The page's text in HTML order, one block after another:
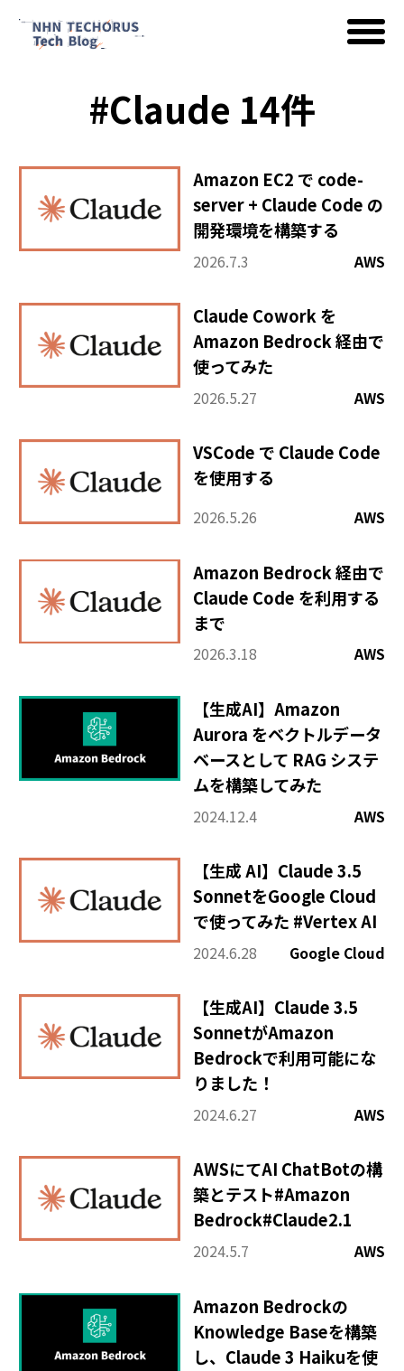
AWS
Google Cloud
イベント
コラム
#Claude 14件
Amazon EC2 で code-
server + Claude Code の
開発環境を構築する
2026.7.3 AWS
Claude Cowork を
Amazon Bedrock 経由で
使ってみた
2026.5.27 AWS
VSCode で Claude Code
を使用する
2026.5.26 AWS
Amazon Bedrock 経由で
Claude Code を利用する
まで
2026.3.18 AWS
【生成AI】Amazon
Aurora をベクトルデータ
ベースとして RAG システ
ムを構築してみた
2024.12.4 AWS
【生成 AI】Claude 3.5
SonnetをGoogle Cloud
で使ってみた #Vertex AI
2024.6.28 Google Cloud
【生成AI】Claude 3.5
SonnetがAmazon
Bedrockで利用可能にな
りました！
2024.6.27 AWS
AWSにてAI ChatBotの構
築とテスト#Amazon
Bedrock#Claude2.1
2024.5.7 AWS
Amazon Bedrockの
Knowledge Baseを構築
し、Claude 3 Haikuを使